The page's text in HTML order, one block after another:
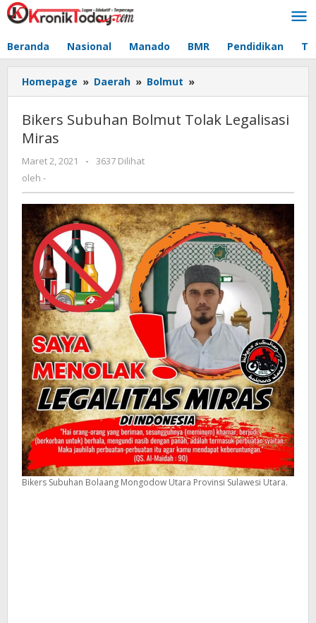
Lewati
ke
Beranda Nasional Manado BMR Pendidikan
Homepage » Daerah » Bolmut »
Subuhan
Bolmut
Tolak
Bikers Subuhan Bolmut Tolak Legalisasi
Miras
Maret 2, 2021
oleh
-
3637 Dilihat
oleh -
Bikers Subuhan Bolaang Mongodow Utara Provinsi Sulawesi Utara.